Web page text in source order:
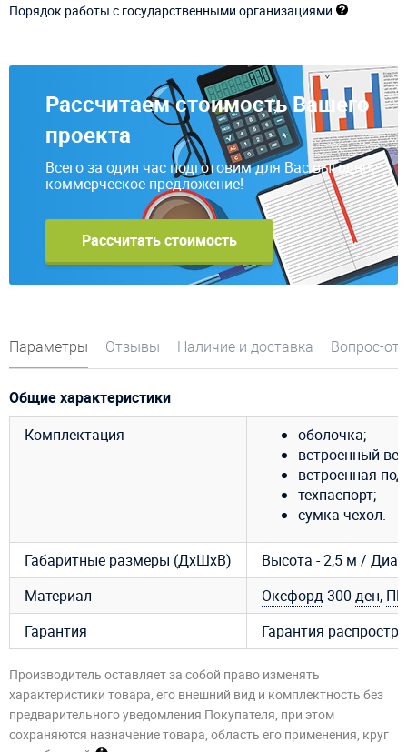
Порядок работы с государственными организациями
Рассчитаем стоимость Вашего
проекта
Всего за один час подготовим для Вас выгодное
коммерческое предложение!
Рассчитать стоимость
Параметры Отзывы Наличие и доставка Вопрос-
Общие характеристики
Комплектация
оболочка;
встроенный
встроенная
техпаспорт;
сумка-чехол.
Габаритные размеры (ДхШхВ)
Высота - 2,5 м /
Материал
Оксфорд300 ден,
Гарантия
Гарантия
Производитель оставляет за собой право изменять
характеристики товара, его внешний вид и комплектность без
предварительного уведомления Покупателя, при этом
сохраняются назначение товара, область его применения, круг